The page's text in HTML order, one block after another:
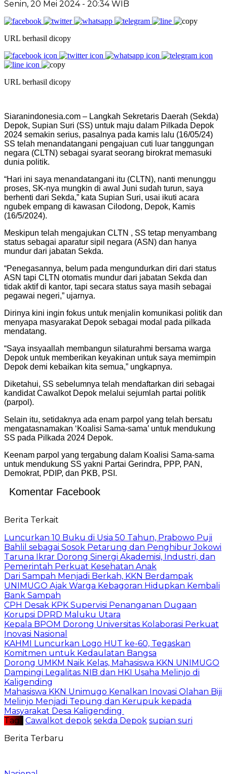
Senin, 20 Mei 2024 - 20:34 WIB
URL berhasil dicopy
URL berhasil dicopy
Siaranindonesia.com – Langkah Sekretaris Daerah (Sekda)
Depok, Supian Suri (SS) untuk maju dalam Pilkada Depok
2024 semakin serius, pasalnya pada kamis lalu (16/05/24)
SS telah menandatangani pengajuan cuti luar tanggungan
negara (CLTN) sebagai syarat seorang birokrat memasuki
dunia politik.
“Hari ini saya menandatangani itu (CLTN), nanti menunggu
proses, SK-nya mungkin di awal Juni sudah turun, saya
berhenti dari Sekda,” kata Supian Suri, usai ikuti acara
ngubek empang di kawasan Cilodong, Depok, Kamis
(16/5/2024).
Meskipun telah mengajukan CLTN , SS tetap menyambang
status sebagai aparatur sipil negara (ASN) dan hanya
mundur dari jabatan Sekda.
“Penegasannya, belum pada mengundurkan diri dari status
ASN tapi CLTN otomatis mundur dari jabatan Sekda dan
tidak aktif di kantor, tapi secara status saya masih sebagai
pegawai negeri,” ujarnya.
Dirinya kini ingin fokus untuk menjalin komunikasi politik dan
menyapa masyarakat Depok sebagai modal pada pilkada
mendatang.
“Saya insyaallah membangun silaturahmi bersama warga
Depok untuk memberikan keyakinan untuk saya memimpin
Depok demi kebaikan kita semua,” ungkapnya.
Diketahui, SS sebelumnya telah mendaftarkan diri sebagai
kandidat Cawalkot Depok melalui sejumlah partai politik
(parpol).
Selain itu, setidaknya ada enam parpol yang telah bersatu
mengatasnamakan ‘Koalisi Sama-sama’ untuk mendukung
SS pada Pilkada 2024 Depok.
Keenam parpol yang tergabung dalam Koalisi Sama-sama
untuk mendukung SS yakni Partai Gerindra, PPP, PAN,
Demokrat, PDIP, dan PKB, PSI.
Komentar Facebook
Berita Terkait
Luncurkan 10 Buku di Usia 50 Tahun, Prabowo Puji
Bahlil sebagai Sosok Petarung dan Penghibur Jokowi
Taruna Ikrar Dorong Sinergi Akademisi, Industri, dan
Pemerintah Perkuat Kesehatan Anak
Dari Sampah Menjadi Berkah, KKN Berdampak
UNIMUGO Ajak Warga Kebagoran Hidupkan Kembali
Bank Sampah
CPH Desak KPK Supervisi Penanganan Dugaan
Korupsi DPRD Maluku Utara
Kepala BPOM Dorong Universitas Kolaborasi Perkuat
Inovasi Nasional
KAHMI Luncurkan Logo HUT ke-60, Tegaskan
Komitmen untuk Kedaulatan Bangsa
Dorong UMKM Naik Kelas, Mahasiswa KKN UNIMUGO
Dampingi Legalitas NIB dan HKI Usaha Melinjo di
Kaligending
Mahasiswa KKN Unimugo Kenalkan Inovasi Olahan Biji
Melinjo Menjadi Tepung dan Kerupuk kepada
Masyarakat Desa Kaligending
Tag :
Cawalkot depok sekda Depok supian suri
Berita Terbaru